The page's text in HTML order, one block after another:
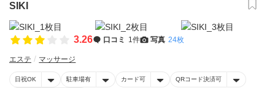
SIKI
3.26 口コミ 1件 写真 24枚
エステ マッサージ
日祝OK 駐車場有 カード可 QRコード決済可